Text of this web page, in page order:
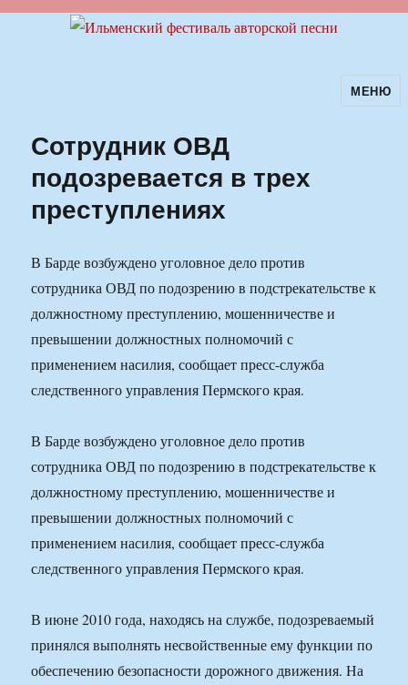
Ильменский фестиваль авторскойМЕНЮ
Сотрудник ОВД
подозревается в трех
преступлениях
В Барде возбуждено уголовное дело против
сотрудника ОВД по подозрению в подстрекательстве к
должностному преступлению, мошенничестве и
превышении должностных полномочий с
применением насилия, сообщает пресс-служба
следственного управления Пермского края.
В Барде возбуждено уголовное дело против
сотрудника ОВД по подозрению в подстрекательстве к
должностному преступлению, мошенничестве и
превышении должностных полномочий с
применением насилия, сообщает пресс-служба
следственного управления Пермского края.
В июне 2010 года, находясь на службе, подозреваемый
принялся выполнять несвойственные ему функции по
обеспечению безопасности дорожного движения. На